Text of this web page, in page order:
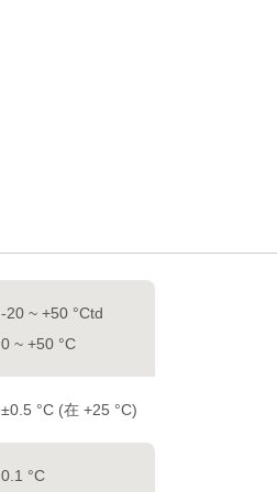
-20 ~ +50 °Ctd
0 ~ +50 °C
±0.5 °C (在 +25 °C)
0.1 °C